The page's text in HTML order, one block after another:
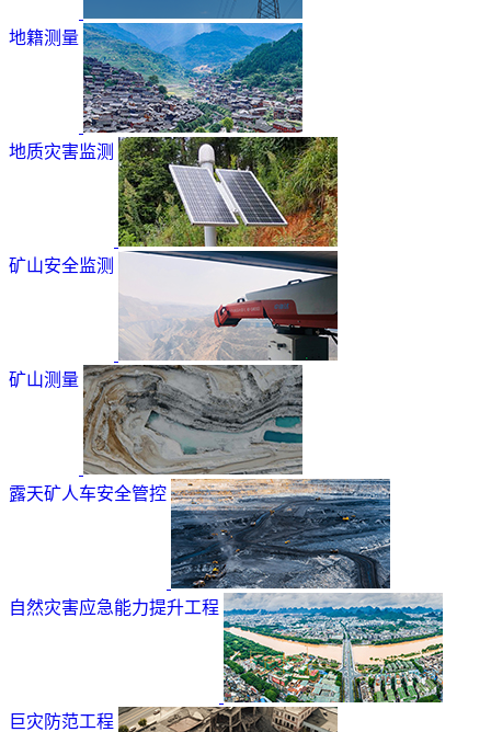
地籍测量
地质灾害监测
矿山安全监测
矿山测量
露天矿人车安全管控
自然灾害应急能力提升工程
巨灾防范工程